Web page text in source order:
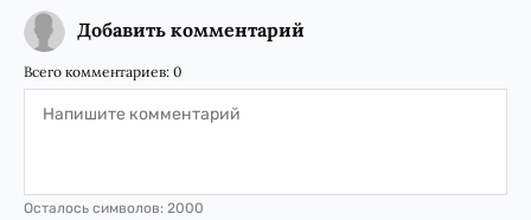
Добавить комментарий
Всего комментариев: 0
Осталось символов: 2000